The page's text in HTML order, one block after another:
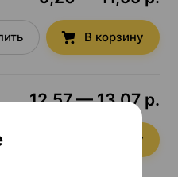
В корзину
12,57 — 13,07 р.
В корзину